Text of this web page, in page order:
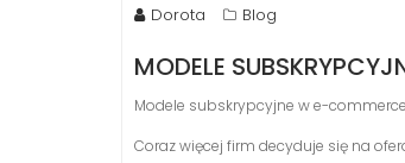
Dorota Blog
MODELE
Modele subskrypcyjne w e-
Coraz więcej firm decyduje się na